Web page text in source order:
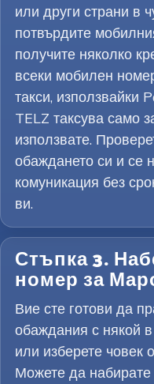
или други страни в
потвърдите
получите няколко
всеки мобилен
такси, използвайки
TELZ таксува само
използвате.
обаждането си и се
комуникация без
ви.
Стъпка 3.
номер за
Вие сте готови да
обаждания с някой
или изберете човек
Можете да набирате